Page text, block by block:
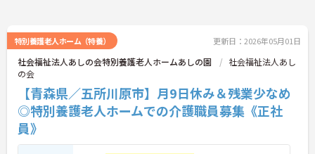
特別養護老人ホーム（特養） 更新日：2026年05月01日
社会福祉法人あしの会特別養護老人ホームあしの園
社会福祉法人あし
の会
【青森県／五所川原市】月9日休み＆残業少なめ
◎特別養護老人ホームでの介護職員募集《正社
員》